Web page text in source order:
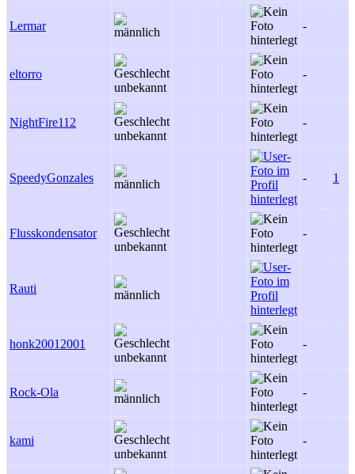
Lermar -
eltorro -
NightFire112 -
SpeedyGonzales - 1
Flusskondensator -
Rauti
honk20012001 -
Rock-Ola -
kami -